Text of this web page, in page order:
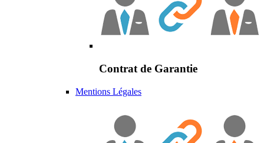
Contrat de Garantie
Mentions Légales